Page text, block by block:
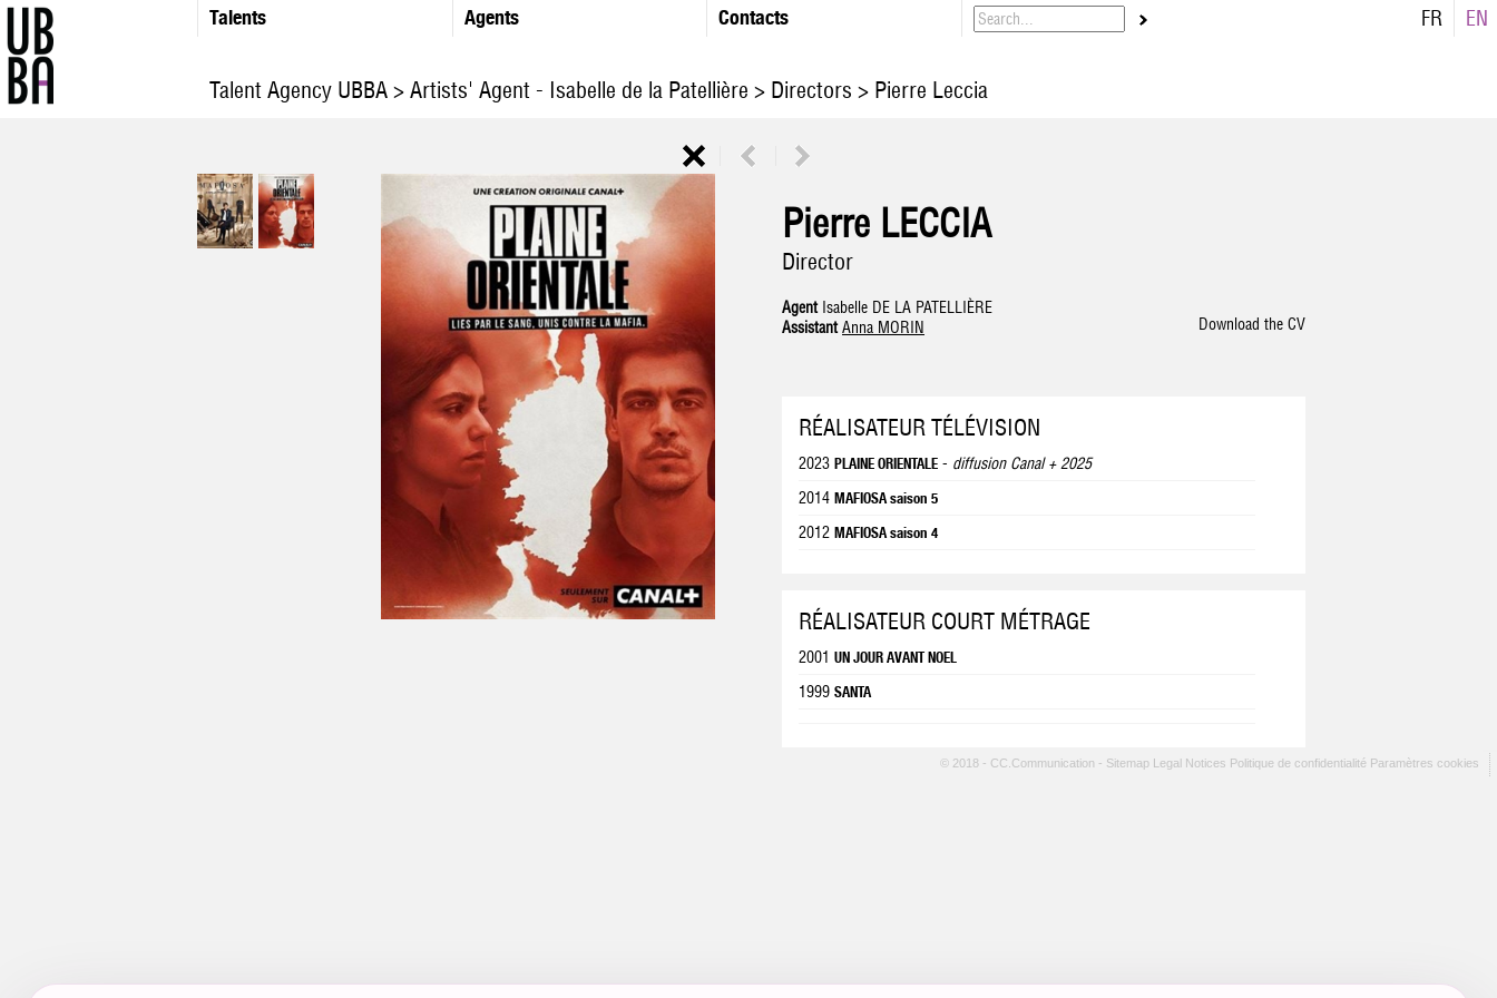
Talents Agents Contacts FR EN
Talent Agency UBBA>Artists' Agent - Isabelle de la Patellière > Directors> Pierre Leccia
Pierre LECCIA
Director
Agent Isabelle DE LA PATELLIÈRE
AssistantAnna MORIN Download the CV
RÉALISATEUR TÉLÉVISION
2023 PLAINE ORIENTALE - diffusion Canal + 2025
2014 MAFIOSA saison 5
2012 MAFIOSA saison 4
RÉALISATEUR COURT MÉTRAGE
2001 UN JOUR AVANT NOEL
1999 SANTA
© 2018 - CC.Communication - Sitemap Legal Notices Politique de confidentialité Paramètres cookies